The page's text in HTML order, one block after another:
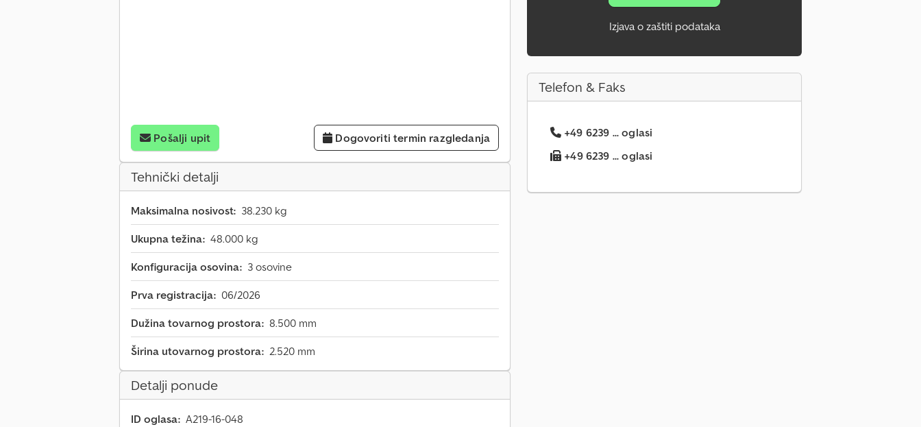
Pošalji upit Dogovoriti termin razgledanja
Tehnički detalji
Maksimalna nosivost: 38.230 kg
Ukupna težina: 48.000 kg
Konfiguracija osovina: 3 osovine
Prva registracija: 06/2026
Dužina tovarnog prostora: 8.500 mm
Širina utovarnog prostora: 2.520 mm
Detalji ponude
ID oglasa: A219-16-048
Izjava o zaštiti podataka
Telefon & Faks
+49 6239 ... oglasi
+49 6239 ... oglasi